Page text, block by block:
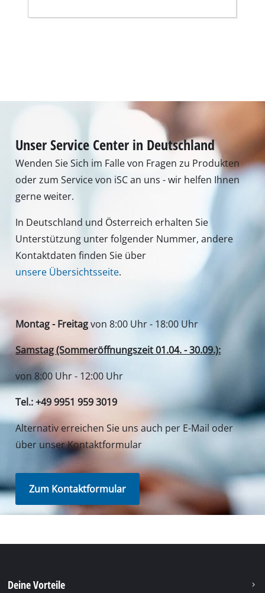
Unser Service Center in Deutschland
Wenden Sie Sich im Falle von Fragen zu Produkten
oder zum Service von iSC an uns - wir helfen Ihnen
gerne weiter.
In Deutschland und Österreich erhalten Sie
Unterstützung unter folgender Nummer, andere
Kontaktdaten finden Sie über
unsere Übersichtsseite.
Montag - Freitagvon 8:00 Uhr - 18:00 Uhr
Samstag (Sommeröffnungszeit 01.04. - 30.09.):
von 8:00 Uhr - 12:00 Uhr
Tel.: +49 9951 959 3019
Alternativ erreichen Sie uns auch per E-Mail oder
über unser Kontaktformular
Zum Kontaktformular
Deine Vorteile